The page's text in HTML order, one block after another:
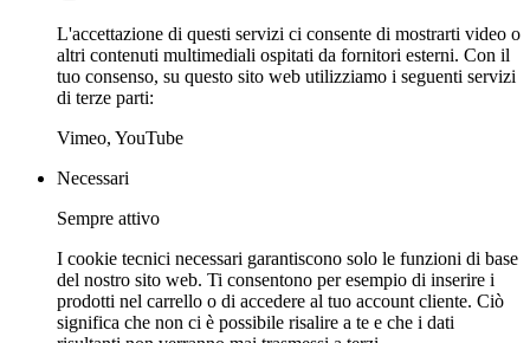
L'accettazione di questi servizi ci consente di mostrarti video o
altri contenuti multimediali ospitati da fornitori esterni. Con il
tuo consenso, su questo sito web utilizziamo i seguenti servizi
di terze parti:
Vimeo, YouTube
Necessari
Sempre attivo
I cookie tecnici necessari garantiscono solo le funzioni di base
del nostro sito web. Ti consentono per esempio di inserire i
prodotti nel carrello o di accedere al tuo account cliente. Ciò
significa che non ci è possibile risalire a te e che i dati